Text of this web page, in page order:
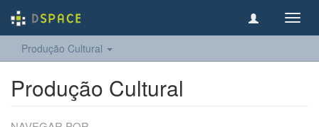
Produção Cultural
Produção Cultural